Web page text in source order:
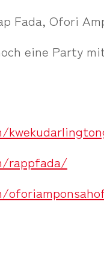
Fada, Ofori
eine Party
rappfada/